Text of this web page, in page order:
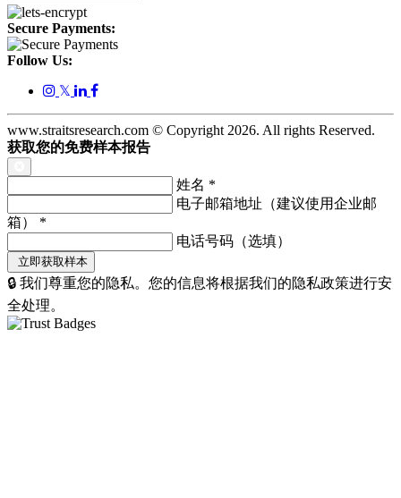
Secure Payments:
Follow Us:
𝕏
www.straitsresearch.com © Copyright 2026. All rights Reserved.
获取您的免费样本报告
姓名 *
电子邮箱地址（建议使用企业邮
箱） *
电话号码（选填）
🔒 我们尊重您的隐私。您的信息将根据我们的隐私政策进行安
全处理。